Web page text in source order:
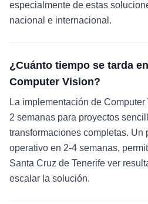
especialmente de estas
nacional e internacional.
¿Cuánto tiempo se tarda
Computer Vision?
La implementación de
2 semanas para proyectos
transformaciones completas. Un
operativo en 2-4 semanas,
Santa Cruz de Tenerife ver
escalar la solución.